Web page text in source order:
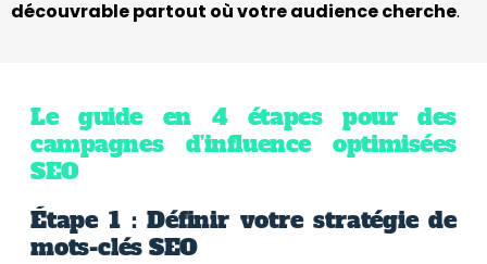
découvrable partout où votre audience cherche.
Le guide en 4 étapes pour des
campagnes d’influence optimisées
SEO
Étape 1 : Définir votre stratégie de
mots-clés SEO